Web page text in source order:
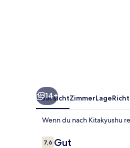
14+
ÜbersichtZimmerLage
Wenn du nach Kitakyushu
Bewertungen
7,67,6 von 10.
Gut